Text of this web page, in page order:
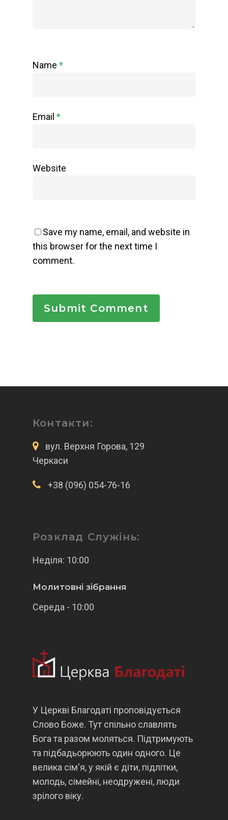
Name *
Email *
Website
Save my name, email, and website in
this browser for the next time I
comment.
Контакти:
вул. Верхня Горова, 129
Черкаси
+38 (096) 054-76-16
Розклад Служінь:
Неділя: 10:00
Молитовні зібрання
Середа - 10:00
У Церкві Благодаті проповідується
Слово Боже. Тут спільно славлять
Бога та разом моляться. Підтримують
та підбадьорюють один одного. Це
велика сім'я, у якій є діти, підлітки,
молодь, сімейні, неодружені, люди
зрілого віку.